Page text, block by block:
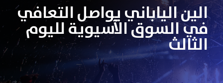
الين الياباني يواصل التعافي
في السوق الآسيوية لليوم
الثالث